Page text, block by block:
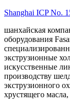
Shanghai ICP No.
шанхайская
оборудования
экструзионные
искусственные
производству
экструзионного
хрустящего